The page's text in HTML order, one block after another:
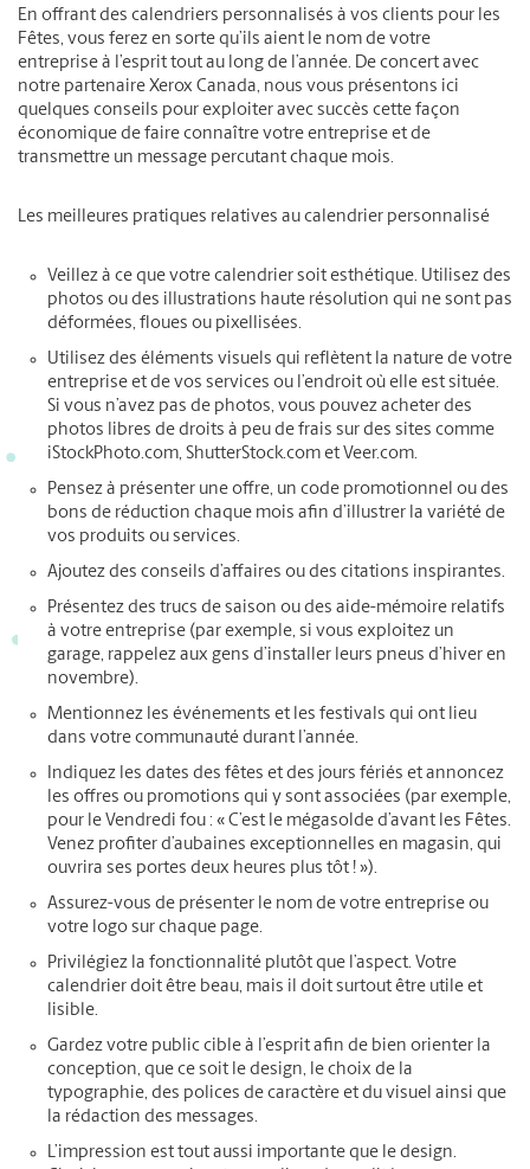
En offrant des calendriers personnalisés à vos clients pour les
Fêtes, vous ferez en sorte qu’ils aient le nom de votre
entreprise à l’esprit tout au long de l’année. De concert avec
notre partenaire Xerox Canada, nous vous présentons ici
quelques conseils pour exploiter avec succès cette façon
économique de faire connaître votre entreprise et de
transmettre un message percutant chaque mois.
Les meilleures pratiques relatives au calendrier personnalisé
Veillez à ce que votre calendrier soit esthétique. Utilisez des
photos ou des illustrations haute résolution qui ne sont pas
déformées, floues ou pixellisées.
Utilisez des éléments visuels qui reflètent la nature de votre
entreprise et de vos services ou l’endroit où elle est située.
Si vous n’avez pas de photos, vous pouvez acheter des
photos libres de droits à peu de frais sur des sites comme
iStockPhoto.com, ShutterStock.com et Veer.com.
Pensez à présenter une offre, un code promotionnel ou des
bons de réduction chaque mois afin d’illustrer la variété de
vos produits ou services.
Ajoutez des conseils d’affaires ou des citations inspirantes.
Présentez des trucs de saison ou des aide-mémoire relatifs
à votre entreprise (par exemple, si vous exploitez un
garage, rappelez aux gens d’installer leurs pneus d’hiver en
novembre).
Mentionnez les événements et les festivals qui ont lieu
dans votre communauté durant l’année.
Indiquez les dates des fêtes et des jours fériés et annoncez
les offres ou promotions qui y sont associées (par exemple,
pour le Vendredi fou : « C’est le mégasolde d’avant les Fêtes.
Venez profiter d’aubaines exceptionnelles en magasin, qui
ouvrira ses portes deux heures plus tôt ! »).
Assurez-vous de présenter le nom de votre entreprise ou
votre logo sur chaque page.
Privilégiez la fonctionnalité plutôt que l’aspect. Votre
calendrier doit être beau, mais il doit surtout être utile et
lisible.
Gardez votre public cible à l’esprit afin de bien orienter la
conception, que ce soit le design, le choix de la
typographie, des polices de caractère et du visuel ainsi que
la rédaction des messages.
L’impression est tout aussi importante que le design.